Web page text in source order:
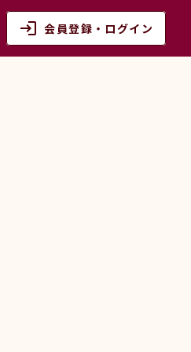
login 会員登録・ログイン